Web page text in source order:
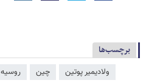
برچسب‌ها
ولادیمیر پوتین چین روسیه